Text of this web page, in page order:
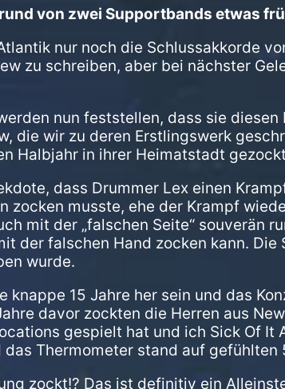
von zwei Supportbands etwas
nur noch die Schlussakkorde
zu schreiben, aber bei nächster
nun feststellen, dass sie diesen
die wir zu deren Erstlingswerk
Halbjahr in ihrer Heimatstadt
dass Drummer Lex einen
musste, ehe der Krampf
mit der „falschen Seite“ souverän
der falschen Hand zocken kann. Die
wurde.
15 Jahre her sein und das
davor zockten die Herren aus
gespielt hat und ich Sick Of It
Thermometer stand auf gefühlten
zockt!? Das ist definitiv ein